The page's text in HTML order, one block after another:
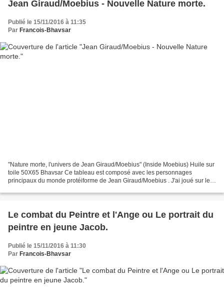
Jean Giraud/Moebius - Nouvelle Nature morte.
Publié le 15/11/2016 à 11:35
Par Francois-Bhavsar
"Nature morte, l'univers de Jean Giraud/Moebius" (Inside Moebius) Huile sur
toile 50X65 Bhavsar Ce tableau est composé avec les personnages
principaux du monde protéiforme de Jean Giraud/Moebius . J'ai joué sur les
Le combat du Peintre et l'Ange ou Le portrait du
peintre en jeune Jacob.
Publié le 15/11/2016 à 11:30
Par Francois-Bhavsar